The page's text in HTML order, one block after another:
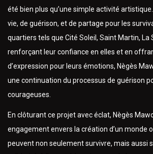
été bien plus qu’une simple activité
vie, de guérison, et de partage pour les
quartiers tels que Cité Soleil, Saint Martin, La
renforçant leur confiance en elles et en
d’expression pour leurs émotions, Nègès
une continuation du processus de guérison
courageuses.
En clôturant ce projet avec éclat, Nègès
engagement envers la création d’un monde
peuvent non seulement survivre, mais aussi